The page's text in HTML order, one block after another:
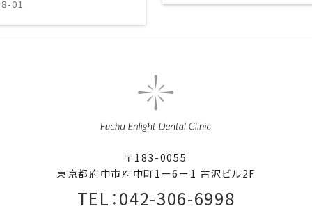
〒183-0055
東京都府中市府中町1ー6ー1 古沢ビル2F
TEL：042-306-6998